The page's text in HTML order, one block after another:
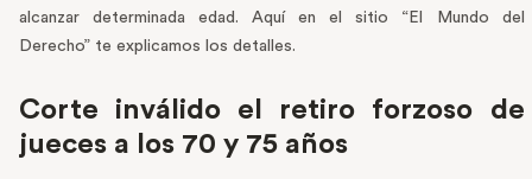
alcanzar determinada edad. Aquí en el sitio “El Mundo del
Derecho” te explicamos los detalles.
Corte inválido el retiro forzoso de
jueces a los 70 y 75 años